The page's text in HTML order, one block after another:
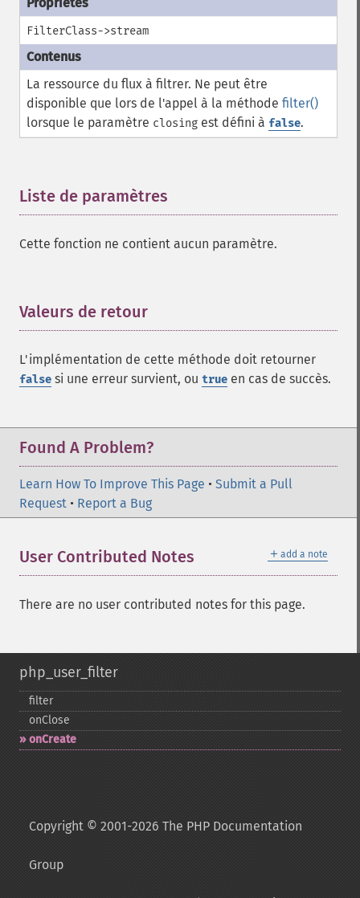
FilterClass->stream
La ressource du flux à filtrer. Ne peut être
disponible que lors de l'appel à la méthode filter()
lorsque le paramètre closing est défini à false.
Liste de paramètres
Cette fonction ne contient aucun paramètre.
Valeurs de retour
L'implémentation de cette méthode doit retourner
false si une erreur survient, ou true en cas de succès.
Found A Problem?
Learn How To Improve This Page • Submit a Pull
Request • Report a Bug
＋ add a note
User Contributed Notes
There are no user contributed notes for this page.
php_user_filter
filter
onClose
onCreate
Copyright © 2001-2026 The PHP Documentation
Group